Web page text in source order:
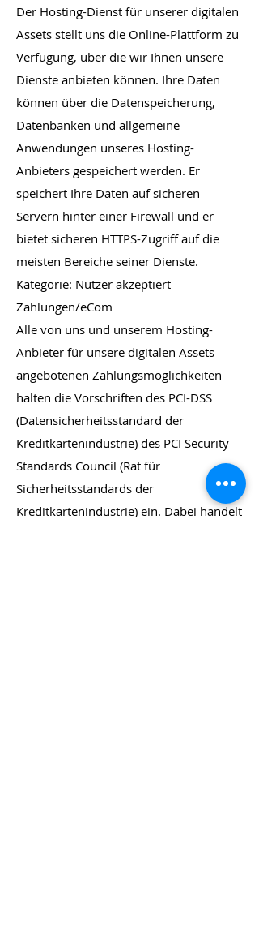
Der Hosting-Dienst für unserer digitalen
Assets stellt uns die Online-Plattform zu
Verfügung, über die wir Ihnen unsere
Dienste anbieten können. Ihre Daten
können über die Datenspeicherung,
Datenbanken und allgemeine
Anwendungen unseres Hosting-
Anbieters gespeichert werden. Er
speichert Ihre Daten auf sicheren
Servern hinter einer Firewall und er
bietet sicheren HTTPS-Zugriff auf die
meisten Bereiche seiner Dienste.
Kategorie: Nutzer akzeptiert
Zahlungen/eCom
Alle von uns und unserem Hosting-
Anbieter für unsere digitalen Assets
angebotenen Zahlungsmöglichkeiten
halten die Vorschriften des PCI-DSS
(Datensicherheitsstandard der
Kreditkartenindustrie) des PCI Security
Standards Council (Rat für
Sicherheitsstandards der
Kreditkartenindustrie) ein. Dabei handelt